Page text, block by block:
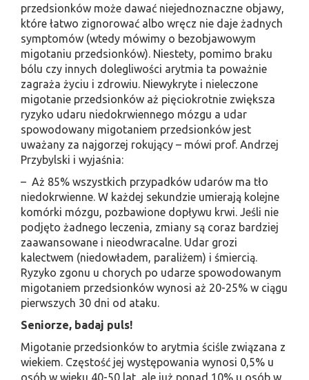
przedsionków może dawać niejednoznaczne objawy,
które łatwo zignorować albo wręcz nie daje żadnych
symptomów (wtedy mówimy o bezobjawowym
migotaniu przedsionków). Niestety, pomimo braku
bólu czy innych dolegliwości arytmia ta poważnie
zagraża życiu i zdrowiu. Niewykryte i nieleczone
migotanie przedsionków aż pięciokrotnie zwiększa
ryzyko udaru niedokrwiennego mózgu a udar
spowodowany migotaniem przedsionków jest
uważany za najgorzej rokujący – mówi prof. Andrzej
Przybylski i wyjaśnia:
– Aż 85% wszystkich przypadków udarów ma tło
niedokrwienne. W każdej sekundzie umierają kolejne
komórki mózgu, pozbawione dopływu krwi. Jeśli nie
podjęto żadnego leczenia, zmiany są coraz bardziej
zaawansowane i nieodwracalne. Udar grozi
kalectwem (niedowładem, paraliżem) i śmiercią.
Ryzyko zgonu u chorych po udarze spowodowanym
migotaniem przedsionków wynosi aż 20-25% w ciągu
pierwszych 30 dni od ataku.
Seniorze, badaj puls!
Migotanie przedsionków to arytmia ściśle związana z
wiekiem. Częstość jej występowania wynosi 0,5% u
osób w wieku 40-50 lat, ale już ponad 10% u osób w